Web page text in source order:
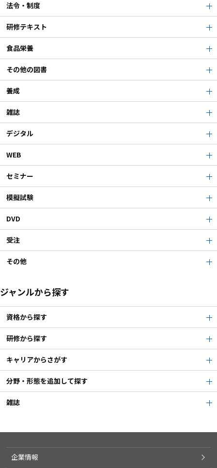
法令・制度
研修テキスト
食品栄養
その他の図書
養成
雑誌
デジタル
WEB
セミナー
模擬試験
DVD
受注
その他
ジャンルから探す
資格から探す
研修から探す
キャリアからさがす
分野・形態を追加して探す
雑誌
企業情報